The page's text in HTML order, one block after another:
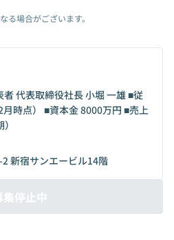
場合がございます。
代表取締役社長 小堀 一雄 ■従
時点） ■資本金 8000万円 ■売上
新宿サンエービル14階
集停止中